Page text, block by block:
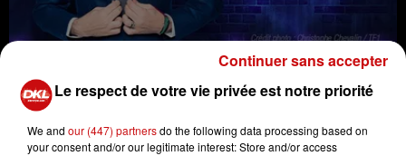
ÉVÉNEMENT DKL
À l’occasion de la diffusion du second numéro de «
Stéréo club » sur TF1 le 1er juillet Camille Combal était
Le respect de votre vie privée est notre priorité
We and our (447) partnersdo the following data processing based on
your consent and/or our legitimate interest: Store and/or access
Continuer sans accepter